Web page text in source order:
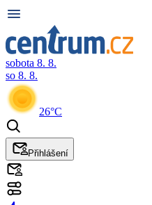
sobota 8. 8.
so 8. 8.
26°C
Přihlášení